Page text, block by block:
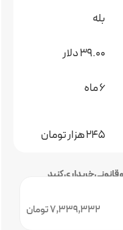
بله
39.00 دلار
6 ماه
245 هزار تومان
خریداری کنید
7,339,332 تومان